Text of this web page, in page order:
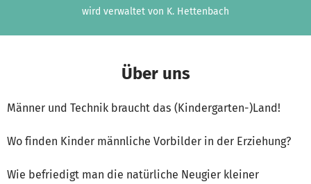
wird verwaltet von K. Hettenbach
Über uns
Männer und Technik braucht das (Kindergarten-)Land!
Wo finden Kinder männliche Vorbilder in der Erziehung?
Wie befriedigt man die natürliche Neugier kleiner